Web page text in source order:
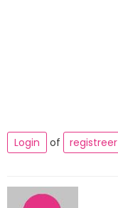
Login
of registreer